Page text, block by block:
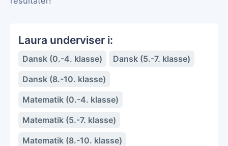
Laura underviser i:
Dansk (0.-4. klasse)
Dansk (5.-7. klasse)
Dansk (8.-10. klasse)
Matematik (0.-4. klasse)
Matematik (5.-7. klasse)
Matematik (8.-10. klasse)